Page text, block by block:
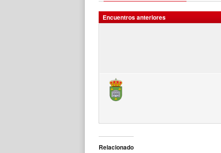
Encuentros anteriores
Relacionado